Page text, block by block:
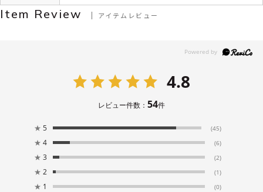
Item Review アイテムレビュー
4.8
レビュー件数： 54件
★ 5 (45)
★ 4 (6)
★ 3 (2)
★ 2 (1)
★ 1 (0)